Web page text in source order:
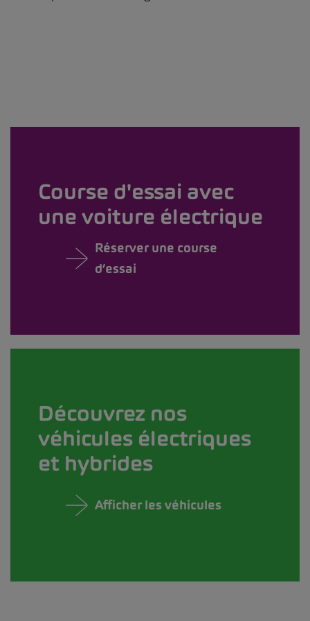
Course d'essai avec
une voiture électrique
Réserver une course
d’essai
Découvrez nos
véhicules électriques
et hybrides
Afficher les véhicules